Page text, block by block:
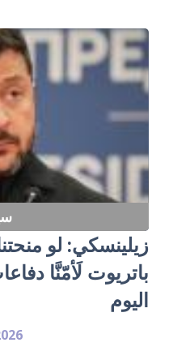
زيلينسكي: لو
باتريوت لَأمّنَّا
اليوم